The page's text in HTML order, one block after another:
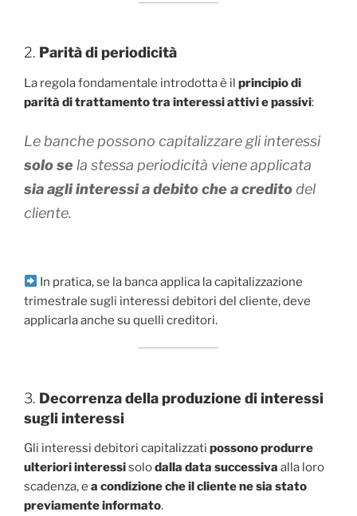
2. Parità di periodicità
La regola fondamentale introdotta è il principio di
parità di trattamento tra interessi attivi e passivi:
Le banche possono capitalizzare gli interessi
solo sela stessa periodicità viene applicata
sia agli interessi a debito che a creditodel
cliente.
In pratica, se la banca applica la capitalizzazione
trimestrale sugli interessi debitori del cliente, deve
applicarla anche su quelli creditori.
3. Decorrenza della produzione di interessi
sugli interessi
Gli interessi debitori capitalizzati possono produrre
ulteriori interessisolodalla data successiva alla loro
scadenza, e a condizione che il cliente ne sia stato
previamente informato.